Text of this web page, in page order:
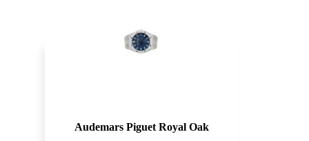
Audemars Piguet Royal Oak